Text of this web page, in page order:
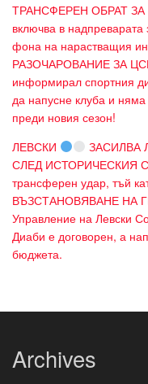
ТРАНСФЕРЕН ОБРАТ
включва в
фона на нарастващия
РАЗОЧАРОВАНИЕ ЗА
информирал спортния
да напусне клуба и
преди новия сезон!
ЛЕВСКИ
ЗАСИЛВА
СЛЕД ИСТОРИЧЕСКИЯ
трансферен удар, тъй
ВЪЗСТАНОВЯВАНЕ НА
Управление на Левски
Диаби е договорен, а
бюджета.
Archives